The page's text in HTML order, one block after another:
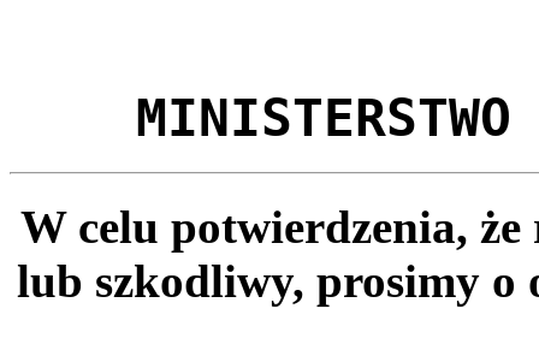
MINISTERSTWO
W celu potwierdzenia,
lub szkodliwy, prosimy o